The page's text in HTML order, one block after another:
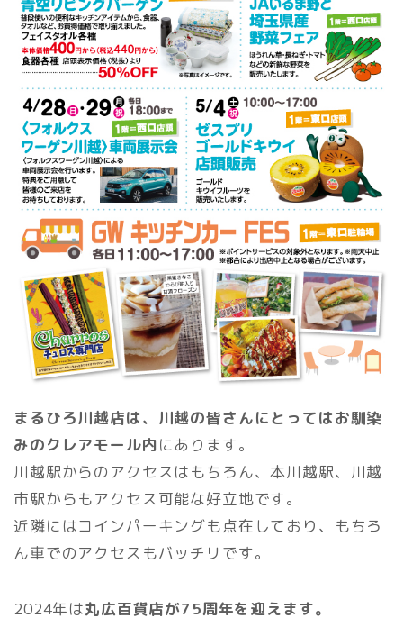
まるひろ川越店は、川越の皆さんにとってはお馴染
みのクレアモール内にあります。
川越駅からのアクセスはもちろん、本川越駅、川越
市駅からもアクセス可能な好立地です。
近隣にはコインパーキングも点在しており、もちろ
ん車でのアクセスもバッチリです。
2024年は丸広百貨店が75周年を迎えます。